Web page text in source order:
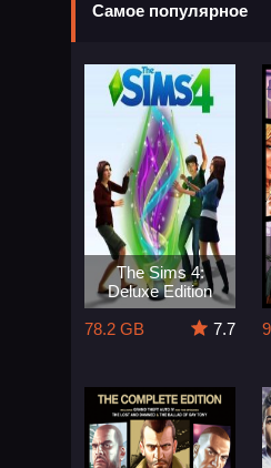
Самое популярное
The Sims 4:
Deluxe Edition
78.2 GB
7.7